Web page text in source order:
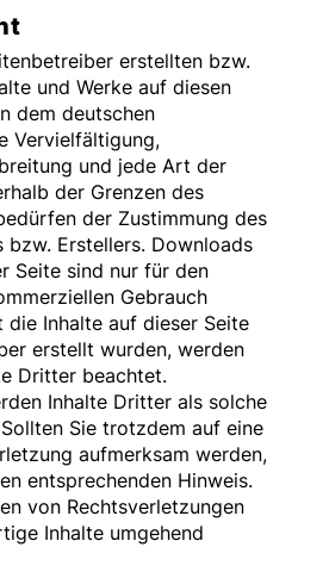
erstellten bzw.
und Werke auf diesen
dem deutschen
Vervielfältigung,
und jede Art der
der Grenzen des
der Zustimmung des
bzw. Erstellers. Downloads
Seite sind nur für den
Gebrauch
Inhalte auf dieser Seite
erstellt wurden, werden
Dritter beachtet.
Inhalte Dritter als solche
Sie trotzdem auf eine
aufmerksam werden,
entsprechenden Hinweis.
von Rechtsverletzungen
Inhalte umgehend